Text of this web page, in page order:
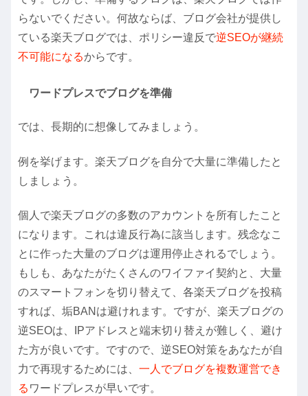
らないでください。何故ならば、ブログ会社が提供し
ている楽天ブログでは、ポリシー違反で逆SEOが継続
不可能になるからです。
ワードプレスでブログを準備
では、長期的に想像してみましょう。
例を挙げます。楽天ブログを自分で大量に準備したと
しましょう。
個人で楽天ブログの多数のアカウントを所有したこと
になります。これは違反行為に該当します。残念なこ
とに作った大量のブログは運用停止されるでしょう。
もしも、あなたがたくさんのワイファイ契約と、大量
のスマートフォンを切り替えて、各楽天ブログを投稿
すれば、垢BANは避けれます。ですが、楽天ブログの
逆SEOは、IPアドレスと端末切り替えが難しく、避け
た方が良いです。ですので、逆SEO対策をあなたが自
力で再現するためには、 一人でブログを複数運営でき
る ワードプレスが早いです。